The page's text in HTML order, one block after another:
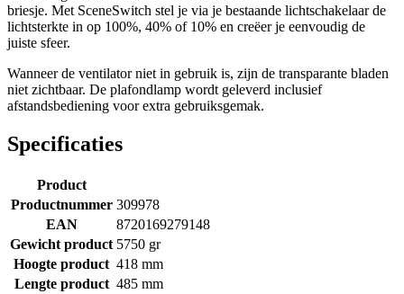
briesje. Met SceneSwitch stel je via je bestaande lichtschakelaar de
lichtsterkte in op 100%, 40% of 10% en creëer je eenvoudig de
juiste sfeer.
Wanneer de ventilator niet in gebruik is, zijn de transparante bladen
niet zichtbaar. De plafondlamp wordt geleverd inclusief
afstandsbediening voor extra gebruiksgemak.
Specificaties
Product
Productnummer 309978
EAN
8720169279148
Gewicht product 5750 gr
Hoogte product 418 mm
Lengte product 485 mm